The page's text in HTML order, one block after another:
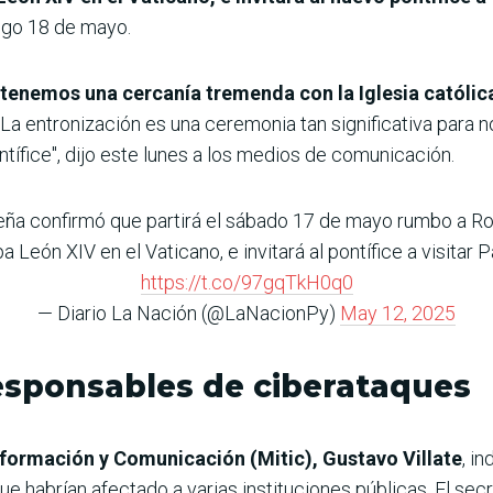
18 de mayo.
una cercanía tremenda con la Iglesia
La entronización es una ceremonia tan significativa para
dijo este lunes a los medios de comunicación.
confirmó que partirá el sábado 17 de mayo rumbo a
León XIV en el Vaticano, e invitará al pontífice a visitar
https://t.co/97gqTkH0q0
— Diario La Nación (@LaNacionPy) May 12, 2025
de ciberataques
y Comunicación (Mitic), Gustavo Villate,